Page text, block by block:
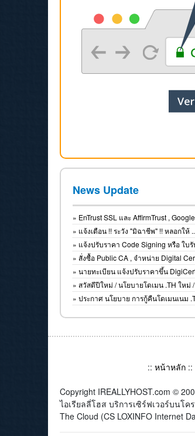
News Update
» EnTrust SSL และ AffirmTrust ,
» แจ้งเตือน !! ระวัง "มิฉาชีพ" !! หลอกให้
» แจ้งปรับราคา Code Signing หรือ ใบรั
» สั่งซื้อ Public CA , จำหน่าย Digital
» นายทะเบียน แจ้งปรับราคาขึ้น
» สวัสดีปีใหม่ / นโยบายโดเมน .TH ใหม่ /
» ประกาศ นโยบาย การกู้คืนโดเมนเนม
:: หน้าหลัก ::
Copyright IREALLYHOST.com ©
ไอเรียลลี่โฮส บริการเซิร์ฟเวอร์บนโ
The Cloud (CS LOXINFO Internet